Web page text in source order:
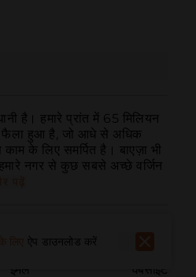
है। हमारे प्रांत में 65 मिलियन
हुआ है, जो आधे से अधिक
के लिए समर्पित है। बाएज़ा भी
नगर से कुछ सबसे अच्छे वर्जिन
ईमेल वेबसाइट
ऐप डाउनलोड करें